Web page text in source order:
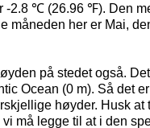
2.8 ℃ (26.96 ℉). Den
måneden her er Mai,
på stedet også.
Ocean (0 m). Så det
høyder. Husk at
må legge til at i den